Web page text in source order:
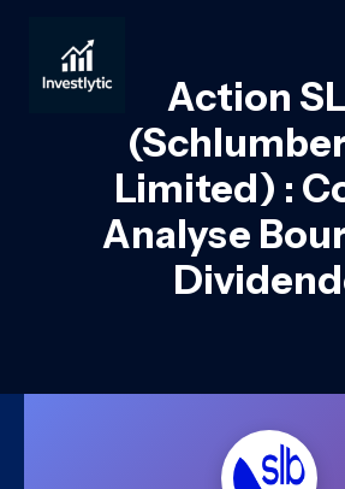
contenu
Action
Limited) :
Analyse